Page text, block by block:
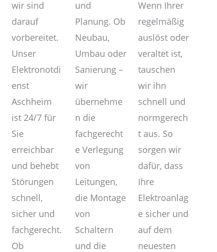
wir sind
darauf
vorbereitet.
Unser
Elektronotdi
enst
Aschheim
ist 24/7 für
Sie
erreichbar
und behebt
Störungen
schnell,
sicher und
fachgerecht.
Ob
und
Planung. Ob
Neubau,
Umbau oder
Sanierung –
wir
übernehme
n die
fachgerecht
e Verlegung
von
Leitungen,
die Montage
von
Schaltern
und die
Wenn Ihrer
regelmäßig
auslöst oder
veraltet ist,
tauschen
wir ihn
schnell und
normgerech
t aus. So
sorgen wir
dafür, dass
Ihre
Elektroanlag
e sicher und
auf dem
neuesten